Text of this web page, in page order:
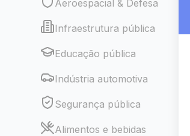
Aeroespacial & Defesa
Infraestrutura pública
Educação pública
Indústria automotiva
Segurança pública
Alimentos e bebidas